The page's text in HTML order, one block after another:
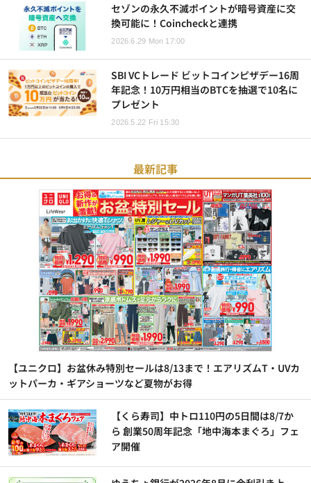
セゾンの永久不滅ポイントが暗号資産に交
換可能に！Coincheckと連携
2026.6.29 Mon 17:00
SBI VCトレード ビットコインピザデー16周
年記念！10万円相当のBTCを抽選で10名に
プレゼント
2026.5.22 Fri 15:30
最新記事
【ユニクロ】お盆休み特別セールは8/13まで！エアリズムT・UVカ
ットパーカ・ギアショーツなど夏物がお得
【くら寿司】中トロ110円の5日間は8/7か
ら 創業50周年記念「地中海本まぐろ」フェ
ア開催